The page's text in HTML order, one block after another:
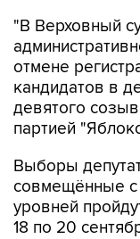
"В Верховный
отмене
кандидатов в
девятого
партией
Выборы
совмещённые
уровней
18 по 20